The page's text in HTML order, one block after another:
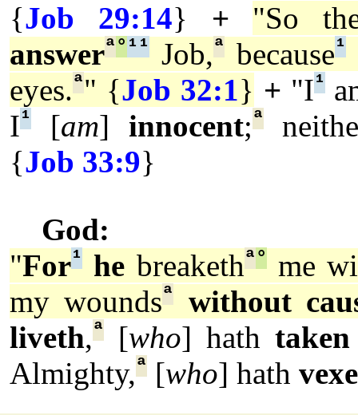
{Job 29:14} +
"So
answerª° ¹ ¹ Job,ª because¹
eyes.ª" {Job 32:1} + "I¹
I¹ [am] innocent;ª
{Job 33:9}
God:
"For¹ he breakethª°me
my woundsª
without
liveth,ª [who] hathtaken
Almighty,ª [who] hath